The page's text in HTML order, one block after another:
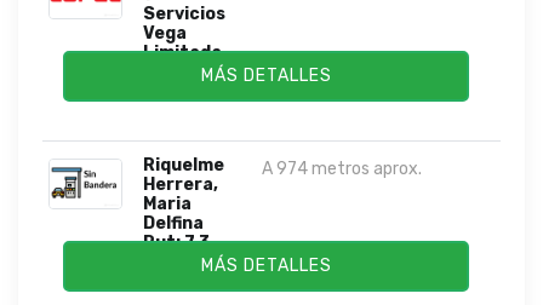
Servicios
Vega
Limitada
MÁS DETALLES
Riquelme
Herrera,
Maria
Delfina
Rut: 7.3...
A 974 metros aprox.
MÁS DETALLES